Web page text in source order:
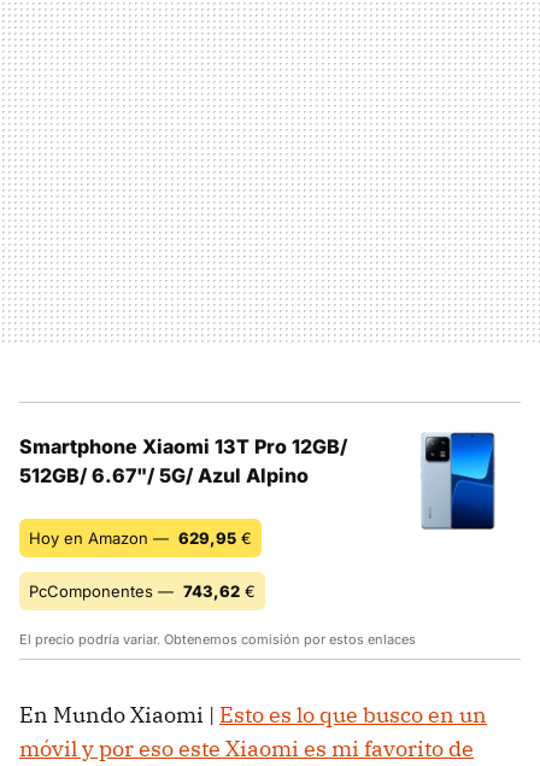
Smartphone Xiaomi 13T Pro 12GB/
512GB/ 6.67"/ 5G/ Azul Alpino
Hoy en Amazon — 629,95 €
PcComponentes — 743,62 €
El precio podría variar. Obtenemos comisión por estos enlaces
En Mundo Xiaomi | Esto es lo que busco en un
móvil y por eso este Xiaomi es mi favorito de